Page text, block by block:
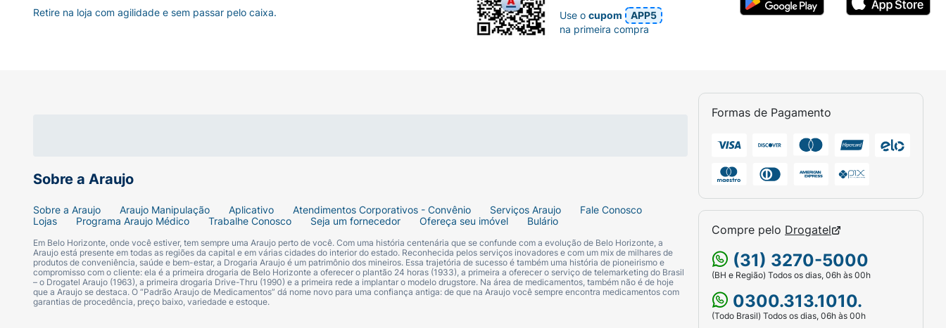
Sobre a Araujo
Sobre a Araujo Araujo Manipulação Aplicativo Atendimentos Corporativos - Convênio Serviços Araujo
Fale Conosco
Lojas
Programa Araujo Médico Trabalhe Conosco Seja um fornecedor Ofereça seu imóvel Bulário
Em Belo Horizonte, onde você estiver, tem sempre uma Araujo perto de você. Com uma história centenária que se confunde com a evolução de Belo Horizonte, a
Araujo está presente em todas as regiões da capital e em várias cidades do interior do estado. Reconhecida pelos serviços inovadores e com um mix de milhares de
produtos de conveniência, saúde e bem-estar, a Drogaria Araujo é um patrimônio dos mineiros. Essa trajetória de sucesso é também uma história de pioneirismo e
compromisso com o cliente: ela é a primeira drogaria de Belo Horizonte a oferecer o plantão 24 horas (1933), a primeira a oferecer o serviço de telemarketing do Brasil
– o Drogatel Araujo (1963), a primeira drogaria Drive-Thru (1990) e a primeira rede a implantar o modelo drugstore. Na área de medicamentos, também não é de hoje
que a Araujo se destaca. O “Padrão Araujo de Medicamentos” dá nome novo para uma confiança antiga: de que na Araujo você sempre encontra medicamentos com
garantias de procedência, preço baixo, variedade e estoque.
Formas de Pagamento
Compre pelo Drogatel
(31) 3270-5000
(BH e Região) Todos os dias, 06h às 00h
0300.313.1010.
(Todo Brasil) Todos os dias, 06h às 00h
Retire na loja com agilidade e sem passar pelo caixa. Use ocupom
APP5
na primeira compra